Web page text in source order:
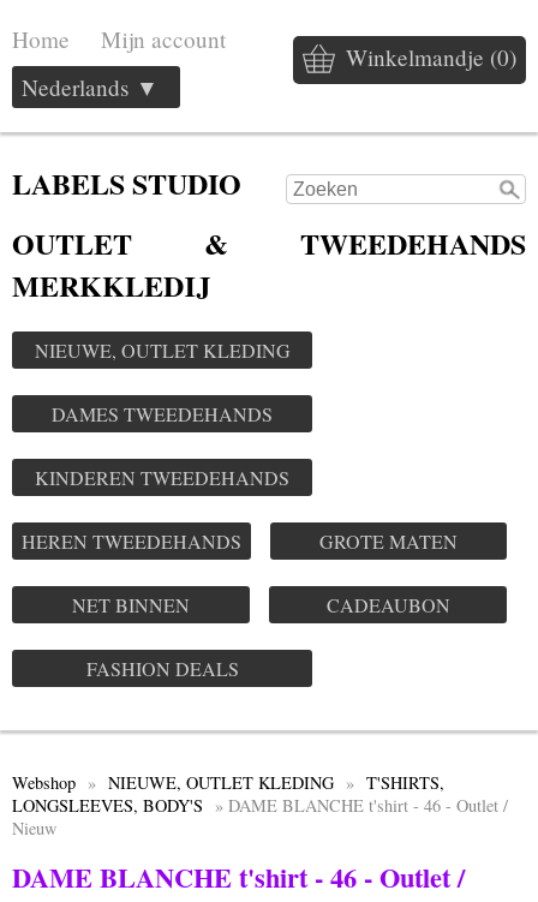
Home Mijn account
Winkelmandje (0)
Nederlands ▼
LABELS STUDIO
OUTLET & TWEEDEHANDS
MERKKLEDIJ
NIEUWE, OUTLET KLEDING
DAMES TWEEDEHANDS
KINDEREN TWEEDEHANDS
HEREN TWEEDEHANDS GROTE MATEN
NET BINNEN CADEAUBON
FASHION DEALS
Webshop » NIEUWE, OUTLET KLEDING » T'SHIRTS,
LONGSLEEVES, BODY'S
» DAME BLANCHE t'shirt - 46 - Outlet /
Nieuw
DAME BLANCHE t'shirt - 46 - Outlet /